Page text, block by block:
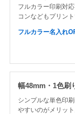
フルカラー印刷対
コンなどもプリント
フルカラー名入れ
幅48mm・1色刷
シンプルな単色印
やすいのがメリッ